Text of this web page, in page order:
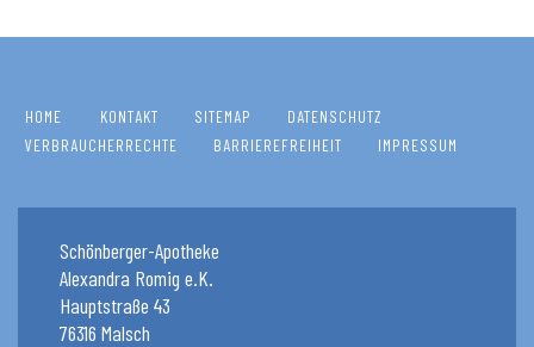
HOME KONTAKT SITEMAP
DATENSCHUTZ
VERBRAUCHERRECHTE
BARRIEREFREIHEIT IMPRESSUM
Schönberger-Apotheke
Alexandra Romig e.K.
Hauptstraße 43
76316 Malsch